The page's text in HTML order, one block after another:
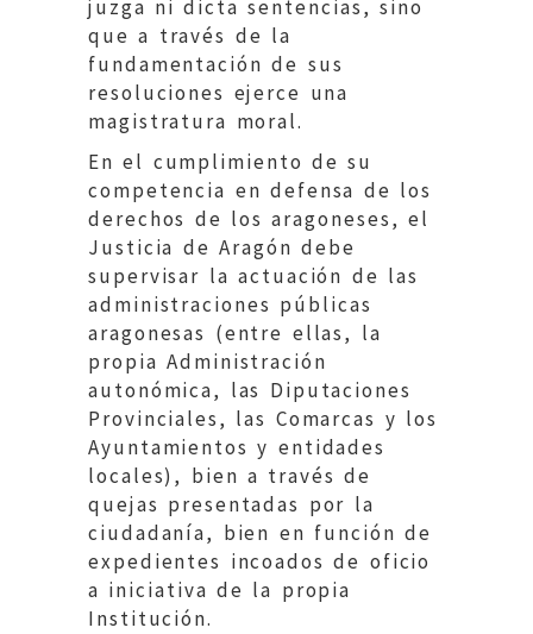
juzga ni dicta sentencias, sino
que a través de la
fundamentación de sus
resoluciones ejerce una
magistratura moral.
En el cumplimiento de su
competencia en defensa de los
derechos de los aragoneses, el
Justicia de Aragón debe
supervisar la actuación de las
administraciones públicas
aragonesas (entre ellas, la
propia Administración
autonómica, las Diputaciones
Provinciales, las Comarcas y los
Ayuntamientos y entidades
locales), bien a través de
quejas presentadas por la
ciudadanía, bien en función de
expedientes incoados de oficio
a iniciativa de la propia
Institución.